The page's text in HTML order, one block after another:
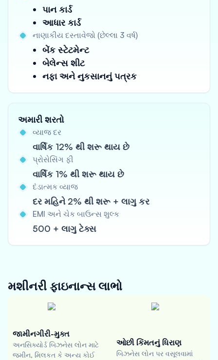
પાન કાર્ડ
આધાર કાર્ડ
નાણાકીય દસ્તાવેજો (છેલ્લા 3 વર્ષ)
બેંક સ્ટેટમેન્ટ
બેલેન્સ શીટ
નફા અને નુકસાનનું પત્રક
અમારી શરતો
વ્યાજ દર
વાર્ષિક 12% થી શરૂ થાય છે
પ્રોસેસિંગ ફી
વાર્ષિક 1% થી શરૂ થાય છે
દંડાત્મક વ્યાજ
દર મહિને 2% થી શરૂ + લાગુ કર
EMI અને ચેક બાઉન્સ શુલ્ક
500 + લાગુ ટેક્સ
મશીનરી ફાઇનાન્સ લાભો
જામીનગીરી-મુક્ત
અનસિક્યોર્ડ બિઝનેસ લોન માટે
જમીન, મિલકત કે અન્ય કોઈ
ઓછી કિંમતનું ધિરાણ
બિઝનેસ લોન પર વસૂલવામાં